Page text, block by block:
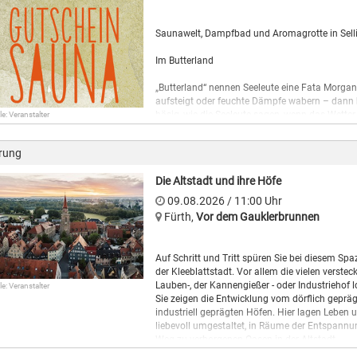
Veranstalter
Saunawelt, Dampfbad und Aromagrotte in
Im Butterland
„Butterland“ nennen Seeleute eine Fata
aufsteigt oder feuchte Dämpfe wabern –
abzutauchen. Darum dreh‘ mal ordentlich
ab. Geh’ im Dampfbad auf Kaperfahrt und
starren, darum geht es jetzt! Im Solarium
dümpeln im wohligen Wind der Entspannung,
Aufgüsse heizen richtig ein und sie kommen,
Veranstalter
Die Altstadt und ihre Höfe
09.08.2026 / 11:00 Uhr
Fürth, Vor dem Gauklerbrunnen
Auf Schritt und Tritt spüren Sie bei diesem
der Kleeblattstadt. Vor allem die vielen
Lauben-, der Kannengießer - oder Industriehof
Sie zeigen die Entwicklung vom dörflich
industriell geprägten Höfen. Hier lagen Leben
liebevoll umgestaltet, in Räume der